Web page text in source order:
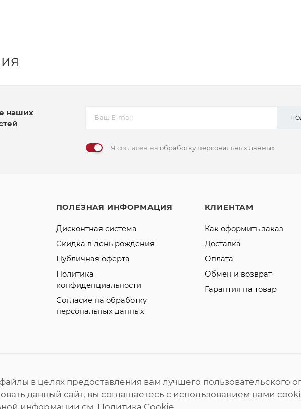
наших
Я согласен на обработку персональных данных
ПОЛЕЗНАЯ ИНФОРМАЦИЯ
Дисконтная система
Скидка в день рождения
Публичная оферта
Политика
конфиденциальности
Согласие на обработку
персональных данных
КЛИЕНТАМ
Как оформить заказ
Доставка
Оплата
Обмен и возврат
Гарантия на товар
в целях предоставления вам лучшего пользовательского
данный сайт, вы соглашаетесь с использованием нами
информации см. Политика Cookie